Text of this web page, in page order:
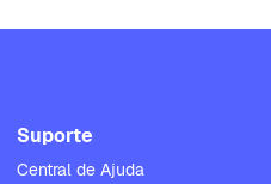
Suporte
Central de Ajuda